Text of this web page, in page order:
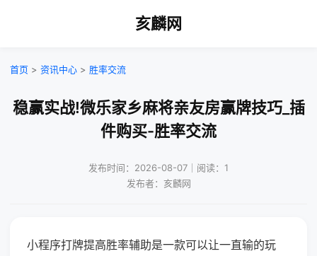
亥麟网
首页 > 资讯中心 > 胜率交流
稳赢实战!微乐家乡麻将亲友房赢牌技巧_插
件购买-胜率交流
发布时间：2026-08-07｜阅读：1
发布者：亥麟网
小程序打牌提高胜率辅助是一款可以让一直输的玩